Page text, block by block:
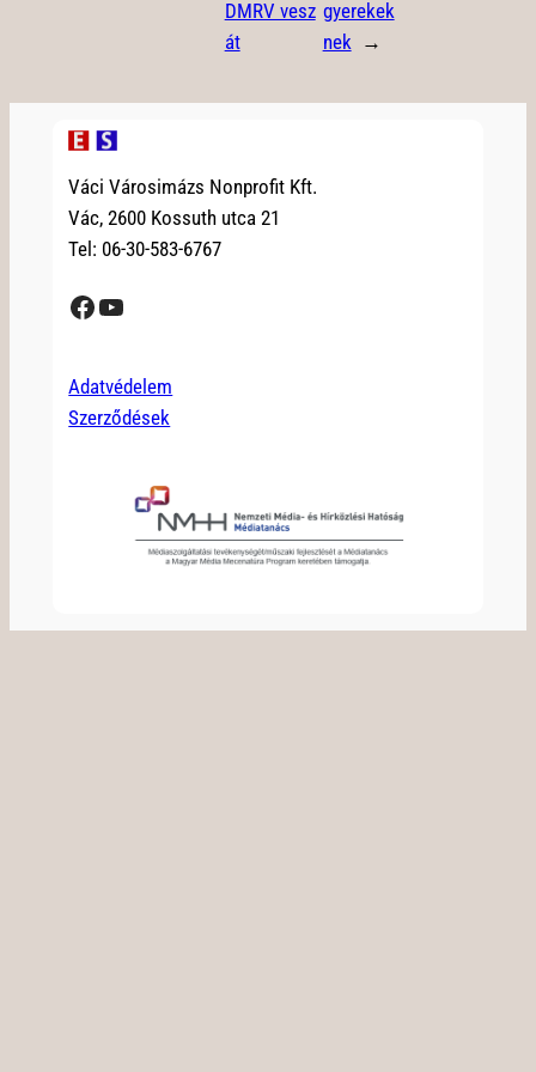
DMRV vesz
át
gyerekek
nek →
Váci Városimázs Nonprofit Kft.
Vác, 2600 Kossuth utca 21
Tel: 06-30-583-6767
Facebook YouTube
Adatvédelem
Szerződések